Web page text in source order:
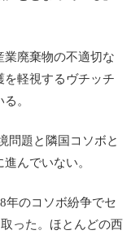
業廃棄物の不適切な
軽視するヴチッチ
。
問題と隣国コソボと
んでいない。
年のコソボ紛争でセ
った。ほとんどの西